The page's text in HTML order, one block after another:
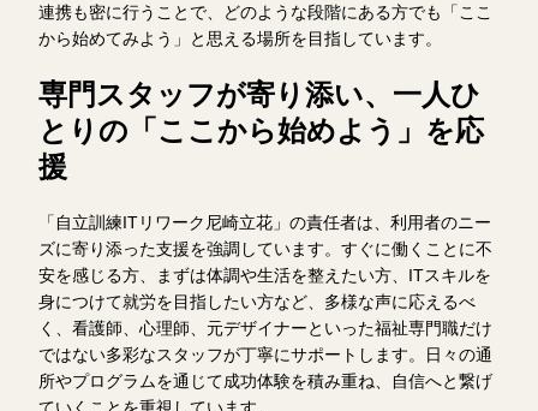
連携も密に行うことで、どのような段階にある方でも「ここ
から始めてみよう」と思える場所を目指しています。
専門スタッフが寄り添い、一人ひ
とりの「ここから始めよう」を応
援
「自立訓練ITリワーク尼崎立花」の責任者は、利用者のニー
ズに寄り添った支援を強調しています。すぐに働くことに不
安を感じる方、まずは体調や生活を整えたい方、ITスキルを
身につけて就労を目指したい方など、多様な声に応えるべ
く、看護師、心理師、元デザイナーといった福祉専門職だけ
ではない多彩なスタッフが丁寧にサポートします。日々の通
所やプログラムを通じて成功体験を積み重ね、自信へと繋げ